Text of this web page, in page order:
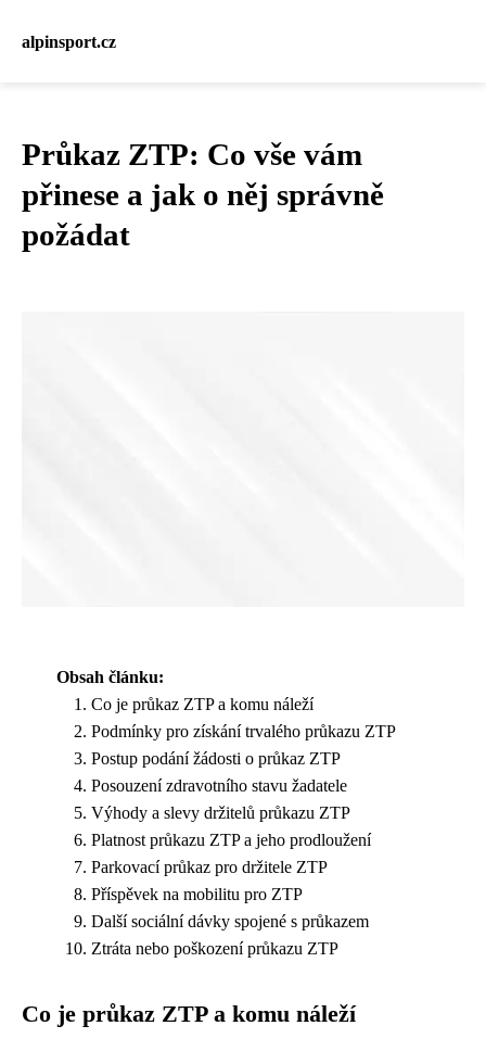
alpinsport.cz
Průkaz ZTP: Co vše vám
přinese a jak o něj správně
požádat
Obsah článku:
Co je průkaz ZTP a komu náleží
Podmínky pro získání trvalého průkazu ZTP
Postup podání žádosti o průkaz ZTP
Posouzení zdravotního stavu žadatele
Výhody a slevy držitelů průkazu ZTP
Platnost průkazu ZTP a jeho prodloužení
Parkovací průkaz pro držitele ZTP
Příspěvek na mobilitu pro ZTP
Další sociální dávky spojené s průkazem
Ztráta nebo poškození průkazu ZTP
Co je průkaz ZTP a komu náleží